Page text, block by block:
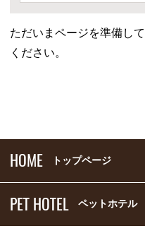
ただいまページを準備し
ください。
HOME トップページ
PET HOTEL ペットホテル